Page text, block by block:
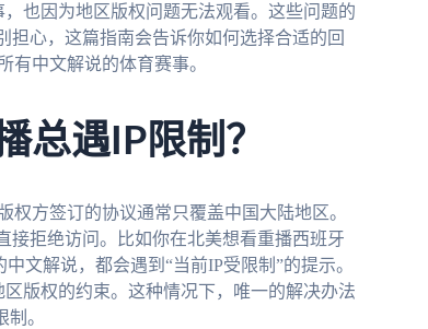
也因为地区版权问题无法观看。这些问题的
心，这篇指南会告诉你如何选择合适的回
有中文解说的体育赛事。
总遇IP限制？
方签订的协议通常只覆盖中国大陆地区。
接拒绝访问。比如你在北美想看重播西班牙
文解说，都会遇到“当前IP受限制”的提示。
版权的约束。这种情况下，唯一的解决办法
。